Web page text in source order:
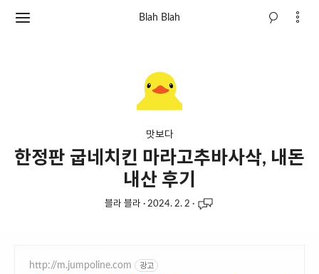
Blah Blah
맛보다
한정판 굽네치킨 마라고추바사삭, 내돈
내산 후기
블라 블라 · 2024. 2. 2 ·
http://m.jumpoline.com 광고